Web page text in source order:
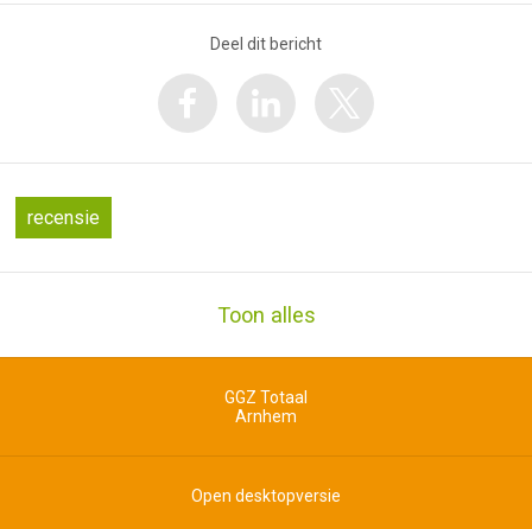
Deel dit bericht
recensie
Toon alles
GGZ Totaal
Arnhem
Open desktopversie